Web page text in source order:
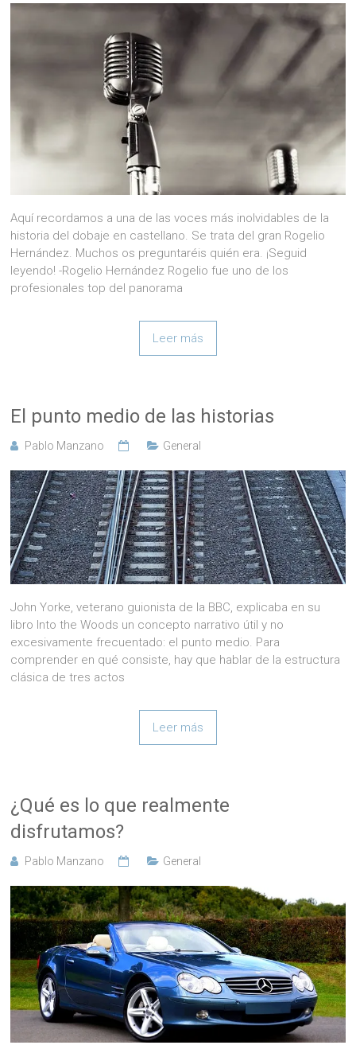
Aquí recordamos a una de las voces más inolvidables de la
historia del dobaje en castellano. Se trata del gran Rogelio
Hernández. Muchos os preguntaréis quién era. ¡Seguid
leyendo! -Rogelio Hernández Rogelio fue uno de los
profesionales top del panorama
Leer más
El punto medio de las historias
Pablo Manzano General
John Yorke, veterano guionista de la BBC, explicaba en su
libro Into the Woods un concepto narrativo útil y no
excesivamente frecuentado: el punto medio. Para
comprender en qué consiste, hay que hablar de la estructura
clásica de tres actos
Leer más
¿Qué es lo que realmente
disfrutamos?
Pablo Manzano General